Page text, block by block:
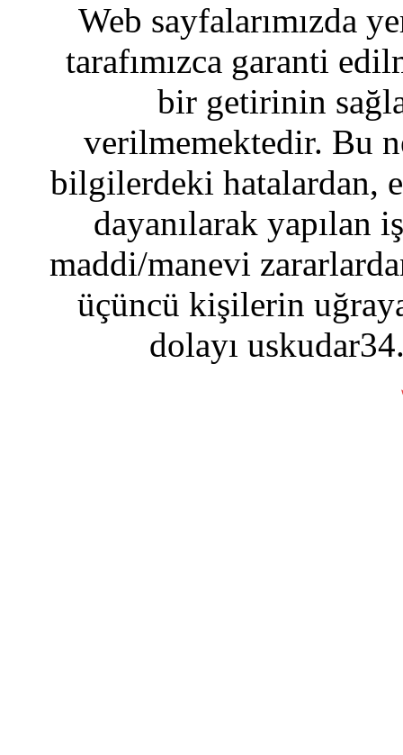
Web sayfalarımızda
tarafımızca garanti
bir getirinin
verilmemektedir. Bu
bilgilerdeki hatalardan,
dayanılarak yapılan
maddi/manevi
üçüncü kişilerin
dolayı